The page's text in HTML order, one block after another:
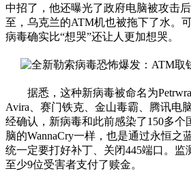
中招了，他还曝光了政府电脑被攻击
至，乌克兰的ATM机也被拖下了水。
病毒确实比“想哭”还让人更加想哭。
据悉，这种新病毒被命名为
Avira、赛门铁克、金山毒霸、腾讯电
经确认，新病毒和此前感染了150多个
脑的WannaCry一样，也是通过永恒之
统一定要打好补丁、关闭445端口。监
至少9位受害者支付了赎金。